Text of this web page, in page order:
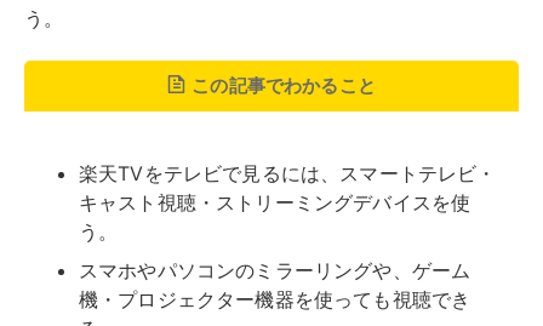
目次
楽天TVをテレビで見る方法
スマートテレビで見る
Chromecastを使って見る